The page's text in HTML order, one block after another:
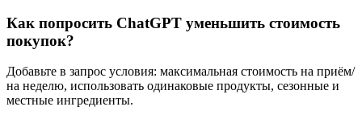
Как попросить ChatGPT уменьшить стоимость
покупок?
Добавьте в запрос условия: максимальная стоимость на приём/
на неделю, использовать одинаковые продукты, сезонные и
местные ингредиенты.